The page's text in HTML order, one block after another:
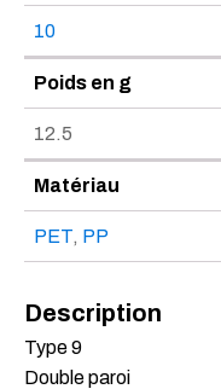
10
Poids en g
12.5
Matériau
PET, PP
Description
Type 9
Double paroi